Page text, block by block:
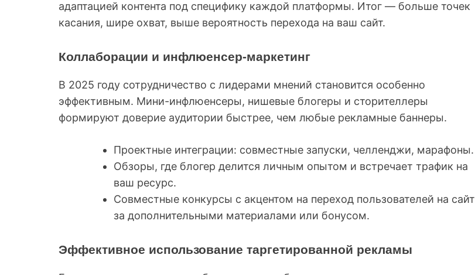
адаптацией контента под специфику каждой платформы. Итог — больше точек
касания, шире охват, выше вероятность перехода на ваш сайт.
Коллаборации и инфлюенсер-маркетинг
В 2025 году сотрудничество с лидерами мнений становится особенно
эффективным. Мини-инфлюенсеры, нишевые блогеры и сторителлеры
формируют доверие аудитории быстрее, чем любые рекламные баннеры.
Проектные интеграции: совместные запуски, челленджи, марафоны.
Обзоры, где блогер делится личным опытом и встречает трафик на
ваш ресурс.
Совместные конкурсы с акцентом на переход пользователей на сайт
за дополнительными материалами или бонусом.
Эффективное использование таргетированной рекламы